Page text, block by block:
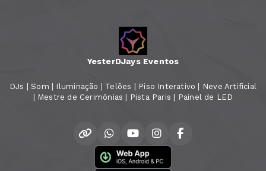
YesterDJays Eventos
DJs | Som | Iluminação | Telões | Piso Interativo | Neve Artificial
| Mestre de Cerimônias | Pista Paris | Painel de LED